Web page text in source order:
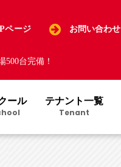
ページ お問い合わせ
台完備！
ール テナント一覧
Tenant